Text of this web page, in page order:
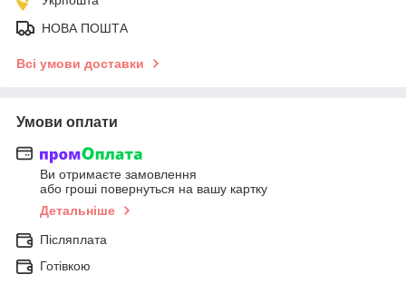
НОВА ПОШТА
Всі умови доставки
Умови оплати
Ви отримаєте замовлення
або гроші повернуться на вашу картку
Детальніше
Післяплата
Готівкою